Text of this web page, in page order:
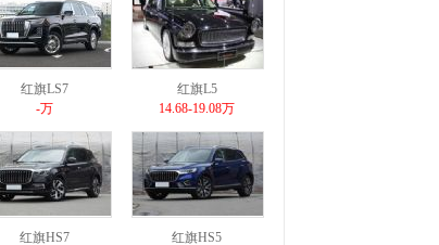
红旗LS7
-万
红旗L5
14.68-19.08万
红旗HS7
红旗HS5